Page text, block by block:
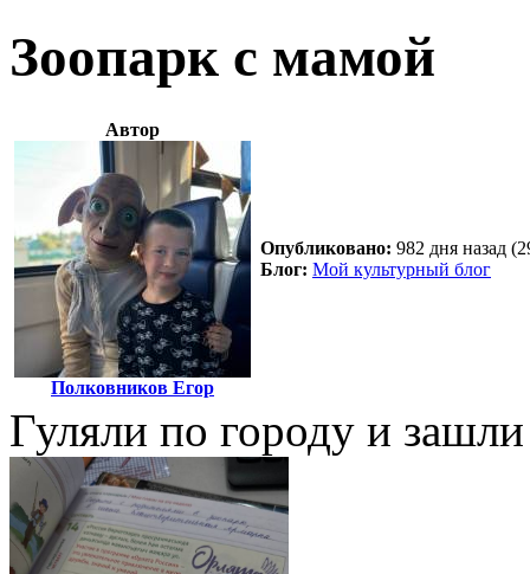
Зоопарк с мамой
Автор
Полковников Егор
Опубликовано: 982 дня назад
Блог: Мой культурный блог
Гуляли по городу и